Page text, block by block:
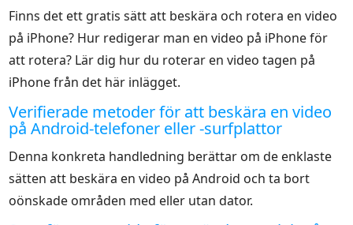
Finns det ett gratis sätt att beskära och rotera en video
på iPhone? Hur redigerar man en video på iPhone för
att rotera? Lär dig hur du roterar en video tagen på
iPhone från det här inlägget.
Verifierade metoder för att beskära en video
på Android-telefoner eller -surfplattor
Denna konkreta handledning berättar om de enklaste
sätten att beskära en video på Android och ta bort
oönskade områden med eller utan dator.